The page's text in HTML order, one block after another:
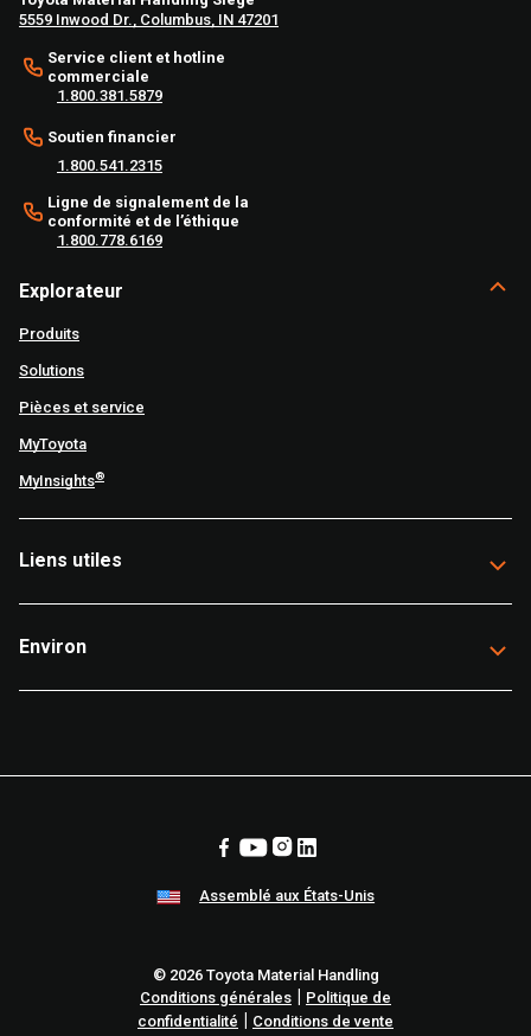
5559 Inwood Dr., Columbus, IN 47201
Service client et hotline
commerciale
1.800.381.5879
Soutien financier
1.800.541.2315
Ligne de signalement de la
conformité et de l’éthique
1.800.778.6169
Explorateur
Produits
Solutions
Pièces et service
MyToyota
MyInsights®
Liens utiles
Environ
Assemblé aux États-Unis
© 2026 Toyota Material Handling
Conditions générales
Politique de
confidentialité
Conditions de vente